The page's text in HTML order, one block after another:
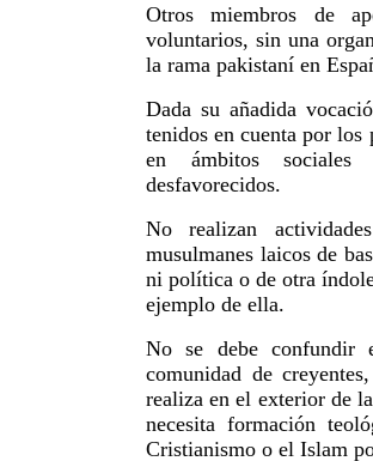
Otros miembros de
voluntarios, sin una
la rama pakistaní en
Dada su añadida
tenidos en cuenta por los
en ámbitos
desfavorecidos.
No realizan
musulmanes laicos de
ni política o de otra
ejemplo de ella.
No se debe confundir
comunidad de
realiza en el exterior de
necesita formación
Cristianismo o el Islam